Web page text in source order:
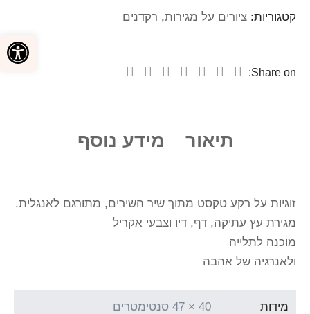
קטגוריות: ציורים על מגירות, רקדנים
Share on:
תיאור מידע נוסף
זוגיות על רקע טקסט מתוך שיר השירים, מתורגם לאנגלית.
מגירת עץ עתיקה, דף, דיו וצבעי אקריל
מוכנה לתלייה
ולאנרגיה של אהבה
מידות 40 × 47 סנטימטרים
פתח